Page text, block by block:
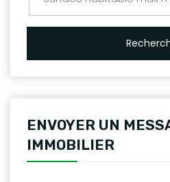
ENVOYER UN
IMMOBILIER